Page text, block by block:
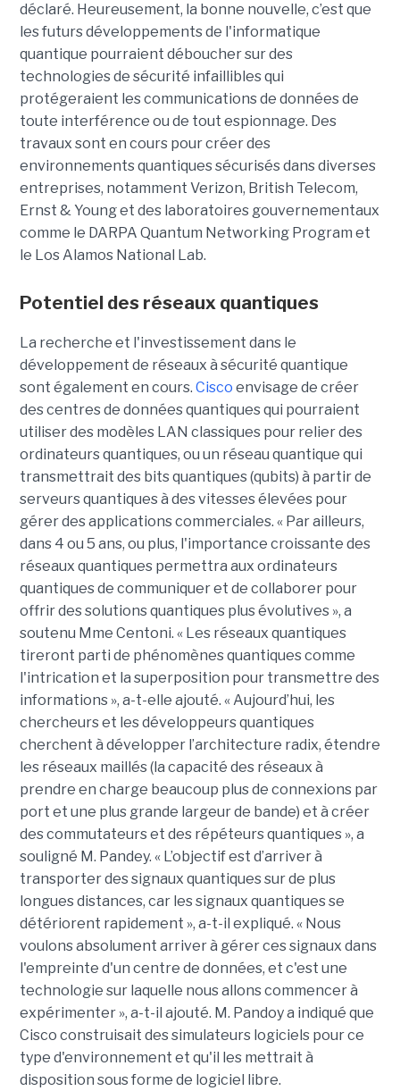
déclaré. Heureusement, la bonne nouvelle, c’est que
les futurs développements de l'informatique
quantique pourraient déboucher sur des
technologies de sécurité infaillibles qui
protégeraient les communications de données de
toute interférence ou de tout espionnage. Des
travaux sont en cours pour créer des
environnements quantiques sécurisés dans diverses
entreprises, notamment Verizon, British Telecom,
Ernst & Young et des laboratoires gouvernementaux
comme le DARPA Quantum Networking Program et
le Los Alamos National Lab.
Potentiel des réseaux quantiques
La recherche et l'investissement dans le
développement de réseaux à sécurité quantique
sont également en cours. Cisco envisage de créer
des centres de données quantiques qui pourraient
utiliser des modèles LAN classiques pour relier des
ordinateurs quantiques, ou un réseau quantique qui
transmettrait des bits quantiques (qubits) à partir de
serveurs quantiques à des vitesses élevées pour
gérer des applications commerciales. « Par ailleurs,
dans 4 ou 5 ans, ou plus, l'importance croissante des
réseaux quantiques permettra aux ordinateurs
quantiques de communiquer et de collaborer pour
offrir des solutions quantiques plus évolutives », a
soutenu Mme Centoni. « Les réseaux quantiques
tireront parti de phénomènes quantiques comme
l'intrication et la superposition pour transmettre des
informations », a-t-elle ajouté. « Aujourd’hui, les
chercheurs et les développeurs quantiques
cherchent à développer l’architecture radix, étendre
les réseaux maillés (la capacité des réseaux à
prendre en charge beaucoup plus de connexions par
port et une plus grande largeur de bande) et à créer
des commutateurs et des répéteurs quantiques », a
souligné M. Pandey. « L’objectif est d’arriver à
transporter des signaux quantiques sur de plus
longues distances, car les signaux quantiques se
détériorent rapidement », a-t-il expliqué. « Nous
voulons absolument arriver à gérer ces signaux dans
l'empreinte d'un centre de données, et c'est une
technologie sur laquelle nous allons commencer à
expérimenter », a-t-il ajouté. M. Pandoy a indiqué que
Cisco construisait des simulateurs logiciels pour ce
type d'environnement et qu'il les mettrait à
disposition sous forme de logiciel libre.